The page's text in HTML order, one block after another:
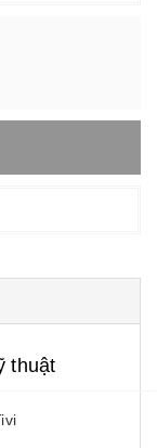
thuật